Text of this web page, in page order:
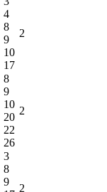
4
8
9
10
17
2
8
9
10
20
22
26
2
3
8
9
2